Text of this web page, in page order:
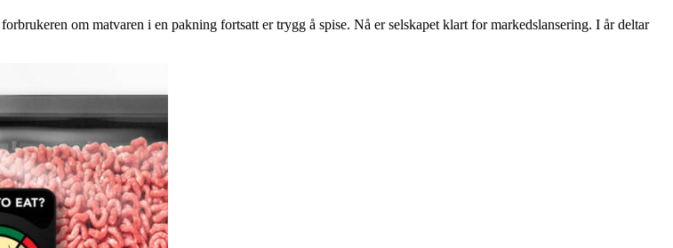
om matvaren i en pakning fortsatt er trygg å spise. Nå er selskapet klart for markedslansering. I år deltar